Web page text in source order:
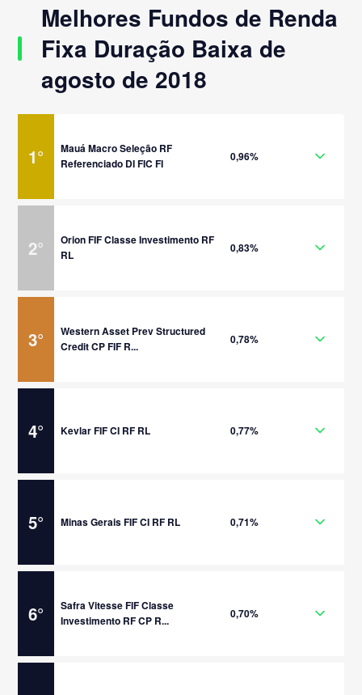
Melhores Fundos de Renda
Fixa Duração Baixa de
agosto de 2018
1°
Mauá Macro Seleção RF
Referenciado DI FIC FI
0,96%
2°
Orion FIF Classe Investimento RF
RL
0,83%
3°
Western Asset Prev Structured
Credit CP FIF R...
0,78%
4° Kevlar FIF CI RF RL 0,77%
5° Minas Gerais FIF CI RF RL 0,71%
6°
Safra Vitesse FIF Classe
Investimento RF CP R...
0,70%